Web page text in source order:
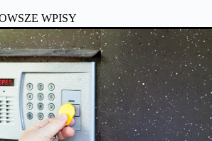
WPISY